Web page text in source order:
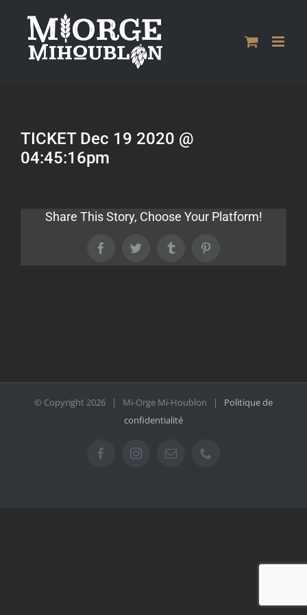
contenu
TICKET Dec 19 2020 @
04:45:16pm
Share This Story, Choose Your Platform!
FacebookTwitter Tumblr
© Copyright2026 | Mi-Orge Mi-Houblon | Politique de
confidentialité
FacebookInstagramEmail